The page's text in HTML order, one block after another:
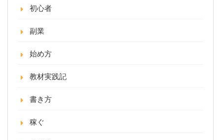
初心者
副業
始め方
教材実践記
書き方
稼ぐ